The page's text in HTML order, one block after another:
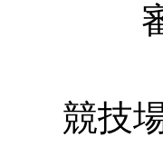
競技